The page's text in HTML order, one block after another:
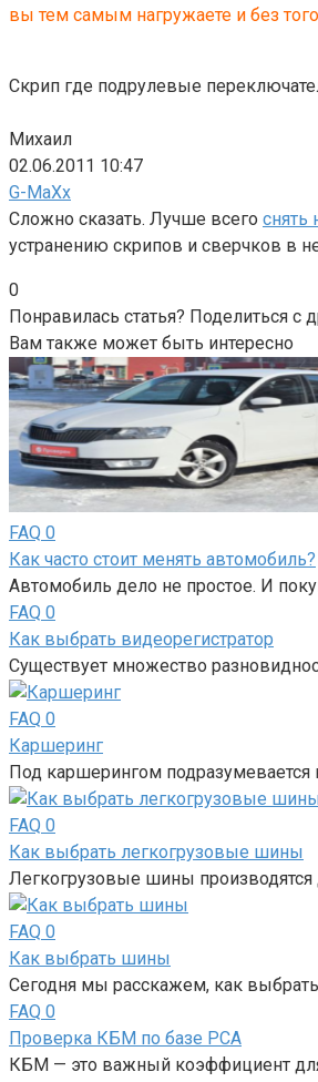
вы тем самым нагружаете и без
Скрип где подрулевые
Михаил
02.06.2011 10:47
G-MaXx
Сложно сказать. Лучше всего снять
устранению скрипов и сверчков в
0
Понравилась статья? Поделиться с
Вам также может быть интересно
FAQ 0
Как часто стоит менять автомобиль?
Автомобиль дело не простое. И
FAQ 0
Как выбрать видеорегистратор
Существует множество
FAQ 0
Каршеринг
Под каршерингом подразумевается
FAQ 0
Как выбрать легкогрузовые шины
Легкогрузовые шины производятся
FAQ 0
Как выбрать шины
Сегодня мы расскажем, как
FAQ 0
Проверка КБМ по базе РСА
КБМ — это важный коэффициент